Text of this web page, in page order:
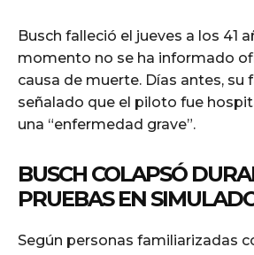
Busch falleció el jueves a los 41
momento no se ha informado
causa de muerte. Días antes, su
señalado que el piloto fue
una “enfermedad grave”.
BUSCH COLAPSÓ
PRUEBAS EN
Según personas familiarizadas